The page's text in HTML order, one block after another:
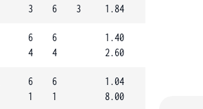
3
6
3
1.84
6
4
6
4
1.40
2.60
6
1
6
1
1.04
8.00